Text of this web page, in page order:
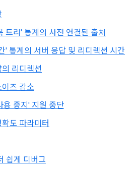
트리' 통계의 사전 연결된 출처
' 통계의 서버 응답 및 리디렉션 시간
리디렉션
즈 감소
중지' 지원 중단
도 파라미터
쉽게 디버그